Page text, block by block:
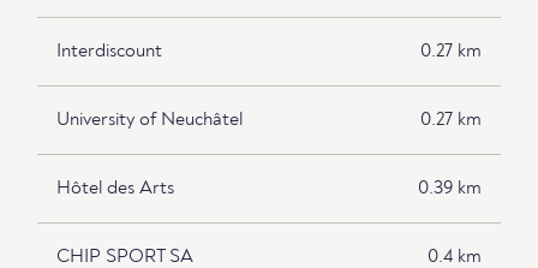
Interdiscount 0.27 km
University of Neuchâtel 0.27 km
Hôtel des Arts 0.39 km
CHIP SPORT SA 0.4 km